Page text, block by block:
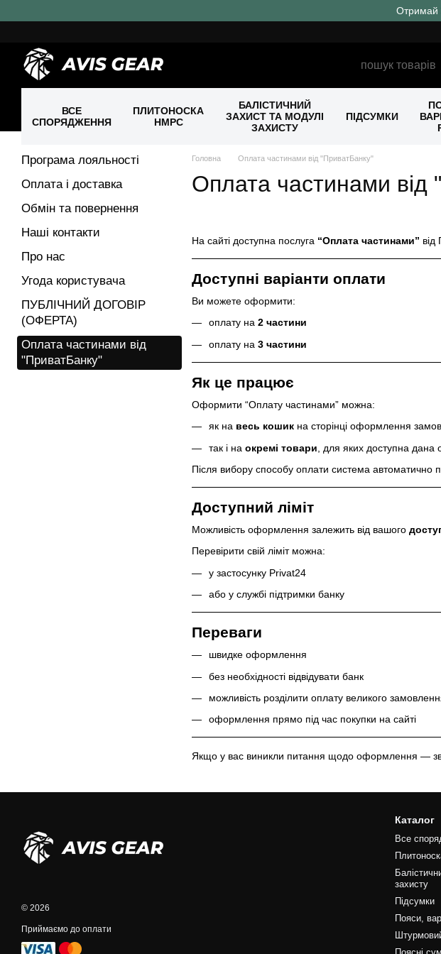
Отримай
ВСЕ
СПОРЯДЖЕННЯ
ПЛИТОНОСКА
HMPC
БАЛІСТИЧНИЙ
ЗАХИСТ ТА МОДУЛІ
ЗАХИСТУ
ПІДСУМКИ
Головна Оплата частинами від "ПриватБанку"
Оплата частинами від
На сайті доступна послуга “Оплата частинами” від
Доступні варіанти оплати
Ви можете оформити:
оплату на 2 частини
оплату на 3 частини
Як це працює
Оформити “Оплату частинами” можна:
як на весь кошик на сторінці оформлення
так і на окремі товари , для яких доступна дана
Після вибору способу оплати система автоматично
Доступний ліміт
Можливість оформлення залежить від вашого
Перевірити свій ліміт можна:
у застосунку Privat24
або у службі підтримки банку
Переваги
швидке оформлення
без необхідності відвідувати банк
можливість розділити оплату великого
оформлення прямо під час покупки на сайті
Якщо у вас виникли питання щодо оформлення —
Програма лояльності
Оплата і доставка
Обмін та повернення
Наші контакти
Про нас
Угода користувача
ПУБЛІЧНИЙ ДОГОВІР
(ОФЕРТА)
Оплата частинами від
"ПриватБанку"
© 2026
Приймаємо до оплати
Каталог
Все
захисту
Підсумки
Пояси,